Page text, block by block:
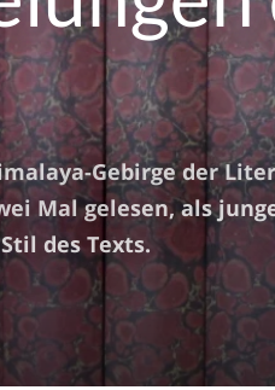
Gebirge der
Mal gelesen, als
des Texts.